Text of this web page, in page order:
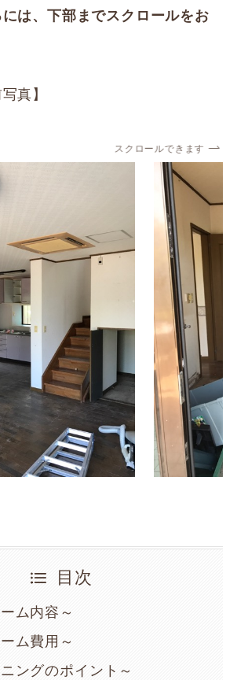
は、下部までスクロールをお
真】
スクロールできます
目次
ム内容～
ム費用～
ングのポイント～